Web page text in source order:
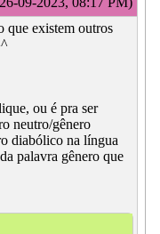
que existem outros
ou é pra ser
neutro/gênero
diabólico na língua
palavra gênero que